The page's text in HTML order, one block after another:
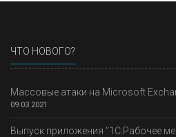
ЧТО НОВОГО?
Массовые атаки на Microsoft
09.03.2021
Выпуск приложения "1С:Рабочее